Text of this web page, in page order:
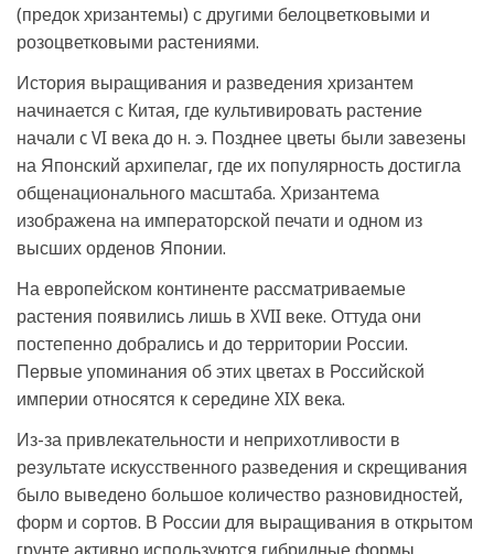
(предок хризантемы) с другими белоцветковыми и
розоцветковыми растениями.
История выращивания и разведения хризантем
начинается с Китая, где культивировать растение
начали c VI века до н. э. Позднее цветы были завезены
на Японский архипелаг, где их популярность достигла
общенационального масштаба. Хризантема
изображена на императорской печати и одном из
высших орденов Японии.
На европейском континенте рассматриваемые
растения появились лишь в XVII веке. Оттуда они
постепенно добрались и до территории России.
Первые упоминания об этих цветах в Российской
империи относятся к середине XIX века.
Из-за привлекательности и неприхотливости в
результате искусственного разведения и скрещивания
было выведено большое количество разновидностей,
форм и сортов. В России для выращивания в открытом